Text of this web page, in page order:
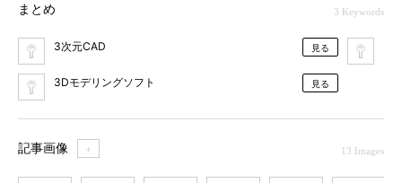
まとめ 3 Keywords
3次元CAD 見る
3Dモデリングソフト 見る
記事画像 ＋ 13 Images